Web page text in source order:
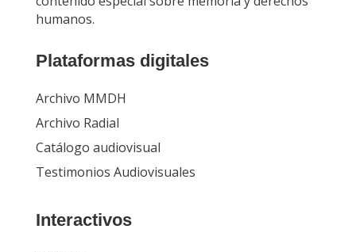
humanos.
Plataformas digitales
Archivo MMDH
Archivo Radial
Catálogo audiovisual
Testimonios Audiovisuales
Interactivos